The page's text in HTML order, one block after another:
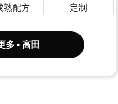
熟配方
定制
多 • 高田